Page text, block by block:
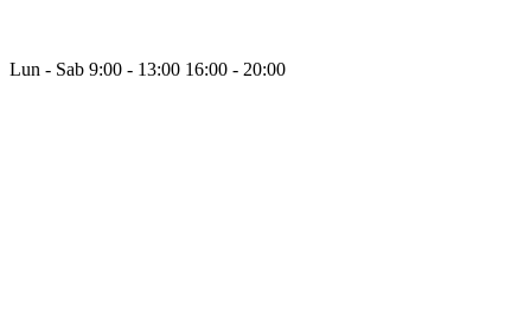
Lun - Sab 9:00 - 13:00 16:00 - 20:00